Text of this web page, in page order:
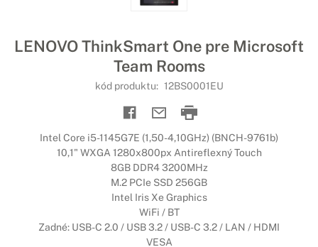
LENOVO ThinkSmart One pre Microsoft
Team Rooms
kód produktu: 12BS0001EU
Intel Core i5-1145G7E (1,50-4,10GHz) (BNCH-9761b)
10,1" WXGA 1280x800px Antireflexný Touch
8GB DDR4 3200MHz
M.2 PCIe SSD 256GB
Intel Iris Xe Graphics
WiFi / BT
Zadné: USB-C 2.0 / USB 3.2 / USB-C 3.2 / LAN / HDMI
VESA